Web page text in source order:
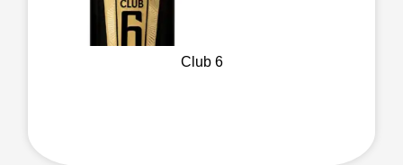
Club 6